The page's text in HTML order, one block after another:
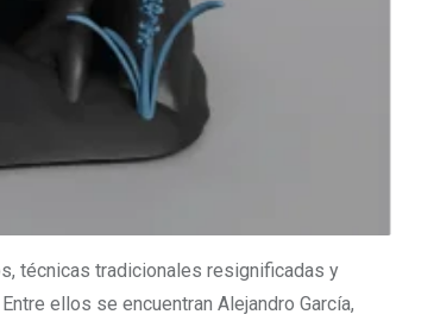
técnicas tradicionales resignificadas y
ellos se encuentran Alejandro García,